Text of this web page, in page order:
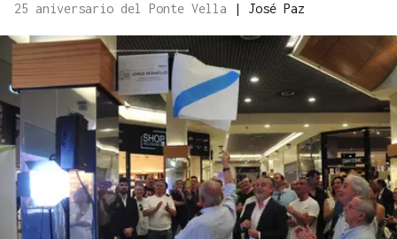
25 aniversario del Ponte Vella
| José Paz